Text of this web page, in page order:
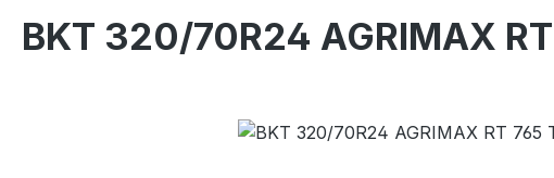
BKT 320/70R24 AGRIMAX